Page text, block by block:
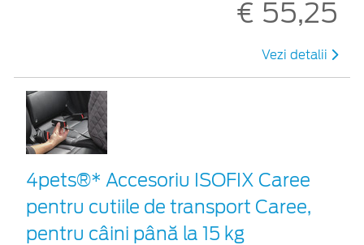
€ 55,25
Vezi detalii
4pets®* Accesoriu ISOFIX Caree
pentru cutiile de transport Caree,
pentru câini până la 15 kg